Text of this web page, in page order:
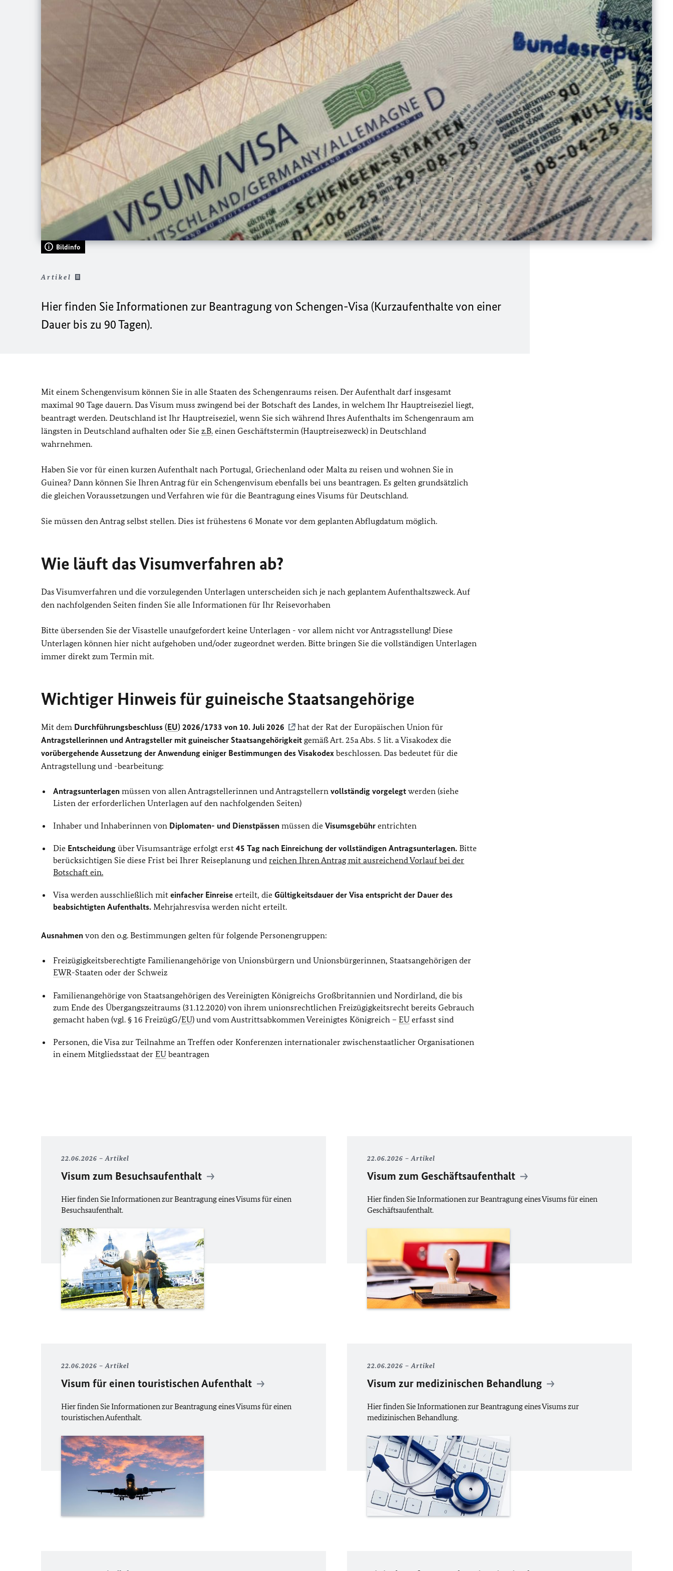
Bildinfo
Artikel
Hier finden Sie Informationen zur Beantragung von Schengen-Visa (Kurzaufenthalte von einer
Dauer bis zu 90 Tagen).
Mit einem Schengenvisum können Sie in alle Staaten des Schengenraums reisen. Der Aufenthalt darf insgesamt
maximal 90 Tage dauern. Das Visum muss zwingend bei der Botschaft des Landes, in welchem Ihr Hauptreiseziel liegt,
beantragt werden. Deutschland ist Ihr Hauptreiseziel, wenn Sie sich während Ihres Aufenthalts im Schengenraum am
längsten in Deutschland aufhalten oder Sie z.B. einen Geschäftstermin (Hauptreisezweck) in Deutschland
wahrnehmen.
Haben Sie vor für einen kurzen Aufenthalt nach Portugal, Griechenland oder Malta zu reisen und wohnen Sie in
Guinea? Dann können Sie Ihren Antrag für ein Schengenvisum ebenfalls bei uns beantragen. Es gelten grundsätzlich
die gleichen Voraussetzungen und Verfahren wie für die Beantragung eines Visums für Deutschland.
Sie müssen den Antrag selbst stellen. Dies ist frühestens 6 Monate vor dem geplanten Abflugdatum möglich.
Wie läuft das Visumverfahren ab?
Das Visumverfahren und die vorzulegenden Unterlagen unterscheiden sich je nach geplantem Aufenthaltszweck. Auf
den nachfolgenden Seiten finden Sie alle Informationen für Ihr Reisevorhaben
Bitte übersenden Sie der Visastelle unaufgefordert keine Unterlagen - vor allem nicht vor Antragsstellung! Diese
Unterlagen können hier nicht aufgehoben und/oder zugeordnet werden. Bitte bringen Sie die vollständigen Unterlagen
immer direkt zum Termin mit.
Wichtiger Hinweis für guineische Staatsangehörige
Mit dem Durchführungsbeschluss (EU) 2026/1733 von 10. Juli 2026
hat der Rat der Europäischen Union für
Antragstellerinnen und Antragsteller mit guineischer Staatsangehörigkeit gemäß Art. 25a Abs. 5 lit. a Visakodex die
vorübergehende Aussetzung der Anwendung einiger Bestimmungen des Visakodex beschlossen. Das bedeutet für die
Antragstellung und -bearbeitung:
Antragsunterlagenmüssen von allen Antragstellerinnen und Antragstellernvollständig vorgelegtwerden (siehe
Listen der erforderlichen Unterlagen auf den nachfolgenden Seiten)
Inhaber und Inhaberinnen von Diplomaten- und Dienstpässenmüssen dieVisumsgebührentrichten
Die Entscheidungüber Visumsanträge erfolgt erst45 Tag nach Einreichung der vollständigen Antragsunterlagen. Bitte
berücksichtigen Sie diese Frist bei Ihrer Reiseplanung undreichen Ihren Antrag mit ausreichend Vorlauf bei der
Botschaft ein.
Visa werden ausschließlich miteinfacher Einreise erteilt, dieGültigkeitsdauer der Visa entspricht der Dauer des
beabsichtigten Aufenthalts. Mehrjahresvisa werden nicht erteilt.
Ausnahmen von den o.g. Bestimmungen gelten für folgende Personengruppen:
Freizügigkeitsberechtigte Familienangehörige von Unionsbürgern und Unionsbürgerinnen, Staatsangehörigen der
EWR-Staaten oder der Schweiz
Familienangehörige von Staatsangehörigen des Vereinigten Königreichs Großbritannien und Nordirland, die bis
zum Ende des Übergangszeitraums (31.12.2020) von ihrem unionsrechtlichen Freizügigkeitsrecht bereits Gebrauch
gemacht haben (vgl. § 16 FreizügG/EU) und vom Austrittsabkommen Vereinigtes Königreich – EU erfasst sind
Personen, die Visa zur Teilnahme an Treffen oder Konferenzen internationaler zwischenstaatlicher Organisationen
in einem Mitgliedsstaat der EU beantragen
22.06.2026 Artikel
Visum zum Besuchsaufenthalt
Hier finden Sie Informationen zur Beantragung eines Visums für einen
Besuchsaufenthalt.
22.06.2026 Artikel
Visum zum Geschäftsaufenthalt
Hier finden Sie Informationen zur Beantragung eines Visums für einen
Geschäftsaufenthalt.
22.06.2026 Artikel
Visum für einen touristischen Aufenthalt
Hier finden Sie Informationen zur Beantragung eines Visums für einen
touristischen Aufenthalt.
22.06.2026 Artikel
Visum zur medizinischen Behandlung
Hier finden Sie Informationen zur Beantragung eines Visums zur
medizinischen Behandlung.